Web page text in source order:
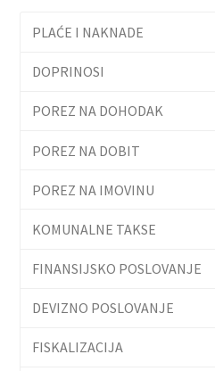
PLAĆE I NAKNADE
DOPRINOSI
POREZ NA DOHODAK
POREZ NA DOBIT
POREZ NA IMOVINU
KOMUNALNE TAKSE
FINANSIJSKO POSLOVANJE
DEVIZNO POSLOVANJE
FISKALIZACIJA